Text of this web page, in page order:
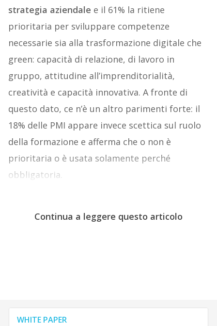
strategia aziendale e il 61% la ritiene
prioritaria per sviluppare competenze
necessarie sia alla trasformazione digitale che
green: capacità di relazione, di lavoro in
gruppo, attitudine all’imprenditorialità,
creatività e capacità innovativa. A fronte di
questo dato, ce n’è un altro parimenti forte: il
18% delle PMI appare invece scettica sul ruolo
della formazione e afferma che o non è
prioritaria o è usata solamente perché
obbligatoria.
Continua a leggere questo articolo
WHITE PAPER